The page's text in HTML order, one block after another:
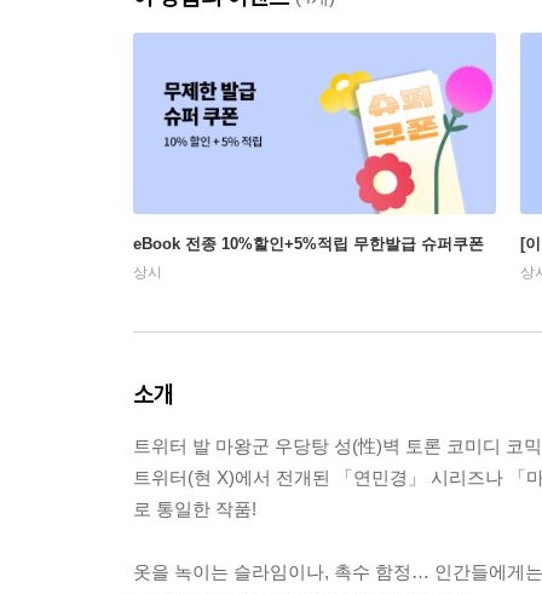
eBook 전종 10%할인+5%적립 무한발급 슈퍼쿠폰
상시
[
상
소개
트위터 발 마왕군 우당탕 성(性)벽 토론 코미디 코
트위터(현 X)에서 전개된 「연민경」 시리즈나 「
로 통일한 작품!
옷을 녹이는 슬라임이나, 촉수 함정… 인간들에게